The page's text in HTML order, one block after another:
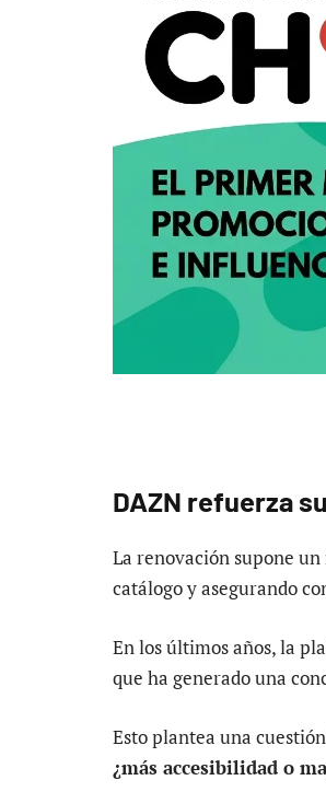
DAZN refuerza
La renovación supone
catálogo y asegurando
En los últimos años, la
que ha generado una
Esto plantea una
¿más accesibilidad o